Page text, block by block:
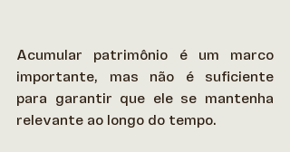
Acumular patrimônio é um marco
importante, mas não é suficiente
para garantir que ele se mantenha
relevante ao longo do tempo.